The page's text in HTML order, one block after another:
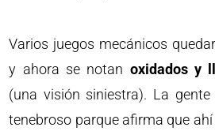
Varios juegos mecánicos
y ahora se notan oxidados y
(una visión siniestra). La
tenebroso parque afirma que ahí